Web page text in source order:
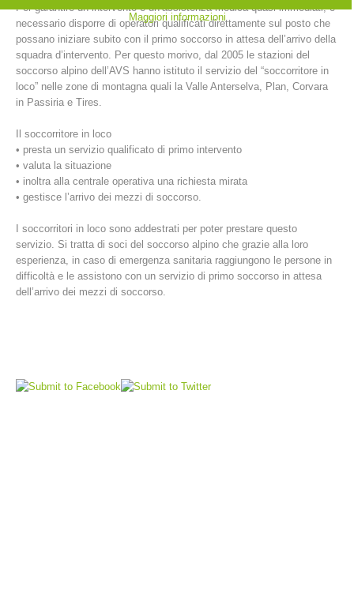
Stazioni del soccorso alpino
Per garantire un intervento e un’assistenza medica quasi immediati, è
necessario disporre di operatori qualificati direttamente sul posto che
possano iniziare subito con il primo soccorso in attesa dell’arrivo della
squadra d’intervento. Per questo morivo, dal 2005 le stazioni del
soccorso alpino dell’AVS hanno istituto il servizio del “soccorritore in
loco” nelle zone di montagna quali la Valle Anterselva, Plan, Corvara
in Passiria e Tires.
Il soccorritore in loco
• presta un servizio qualificato di primo intervento
• valuta la situazione
• inoltra alla centrale operativa una richiesta mirata
• gestisce l’arrivo dei mezzi di soccorso.
I soccorritori in loco sono addestrati per poter prestare questo
servizio. Si tratta di soci del soccorso alpino che grazie alla loro
esperienza, in caso di emergenza sanitaria raggiungono le persone in
difficoltà e le assistono con un servizio di primo soccorso in attesa
dell’arrivo dei mezzi di soccorso.
Maggiori informazioni